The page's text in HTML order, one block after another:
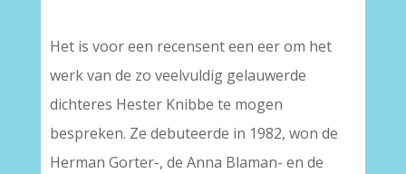
Het is voor een recensent een eer om het
werk van de zo veelvuldig gelauwerde
dichteres Hester Knibbe te mogen
bespreken. Ze debuteerde in 1982, won de
Herman Gorter-, de Anna Blaman- en de